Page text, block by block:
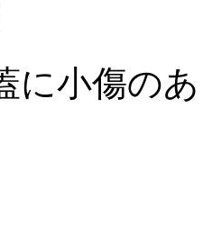
に小傷の